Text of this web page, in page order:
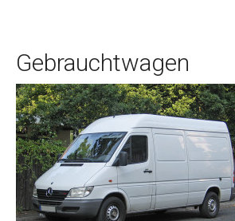
Email
PLZ und Ort
Foto Nr. 1
Gebrauchtwagen